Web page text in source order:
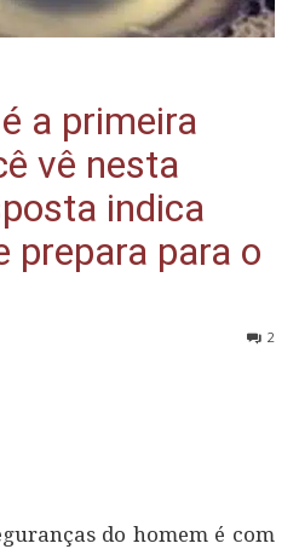
a primeira
vê nesta
indica
prepara para o
2
do homem é com